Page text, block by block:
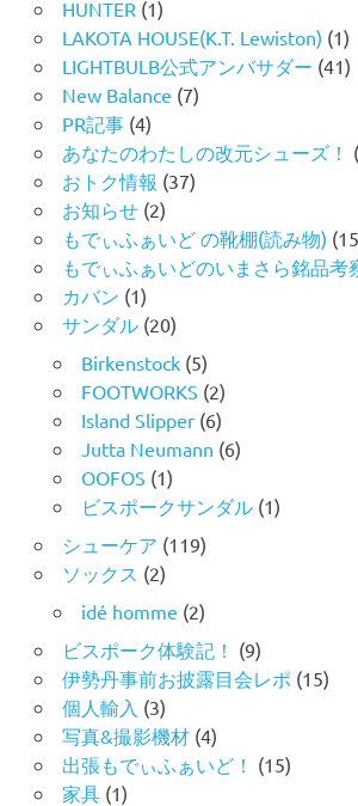
HUNTER (1)
LAKOTA HOUSE(K.T. Lewiston) (1)
LIGHTBULB公式アンバサダー (41)
New Balance (7)
PR記事(4)
あなたのわたしの改元シューズ！
おトク情報 (37)
お知らせ(2)
もでぃふぁいど の靴棚(読み物)
もでぃふぁいどのいまさら銘品考
カバン (1)
サンダル(20)
Birkenstock(5)
FOOTWORKS (2)
Island Slipper(6)
Jutta Neumann (6)
OOFOS (1)
ビスポークサンダル(1)
シューケア (119)
ソックス (2)
idé homme (2)
ビスポーク体験記！ (9)
伊勢丹事前お披露目会レポ (15)
個人輸入 (3)
写真&撮影機材(4)
出張もでぃふぁいど！ (15)
家具(1)